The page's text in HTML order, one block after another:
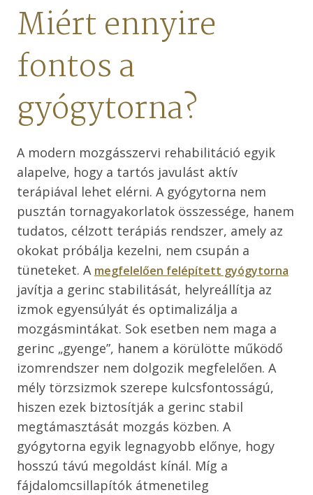
Miért ennyire
fontos a
gyógytorna?
A modern mozgásszervi rehabilitáció egyik
alapelve, hogy a tartós javulást aktív
terápiával lehet elérni. A gyógytorna nem
pusztán tornagyakorlatok összessége, hanem
tudatos, célzott terápiás rendszer, amely az
okokat próbálja kezelni, nem csupán a
tüneteket. A megfelelően felépített gyógytorna
javítja a gerinc stabilitását, helyreállítja az
izmok egyensúlyát és optimalizálja a
mozgásmintákat. Sok esetben nem maga a
gerinc „gyenge”, hanem a körülötte működő
izomrendszer nem dolgozik megfelelően. A
mély törzsizmok szerepe kulcsfontosságú,
hiszen ezek biztosítják a gerinc stabil
megtámasztását mozgás közben. A
gyógytorna egyik legnagyobb előnye, hogy
hosszú távú megoldást kínál. Míg a
fájdalomcsillapítók átmenetileg